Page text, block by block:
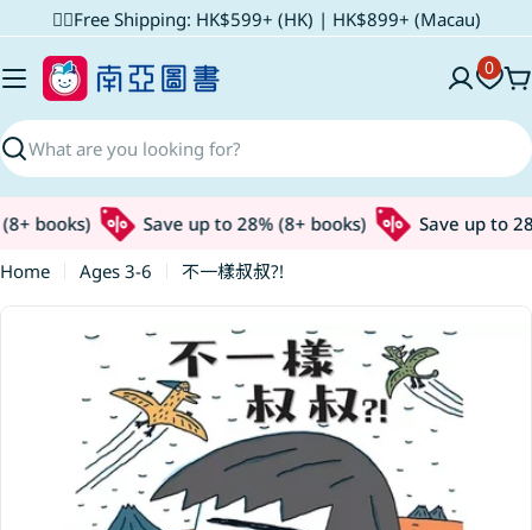
to
content
✌🏼Free Shipping: HK$599+ (HK) | HK$899+ (Macau)
Search
0
books) Save up to 28% (8+ books)
Save up to
Home
Ages 3-6
不一樣叔叔?!
Skip
information